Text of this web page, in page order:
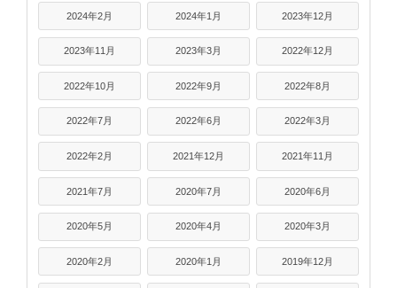
2024年2月 2024年1月 2023年12月
2023年11月 2023年3月 2022年12月
2022年10月 2022年9月 2022年8月
2022年7月 2022年6月 2022年3月
2022年2月 2021年12月 2021年11月
2021年7月 2020年7月 2020年6月
2020年5月 2020年4月 2020年3月
2020年2月 2020年1月 2019年12月